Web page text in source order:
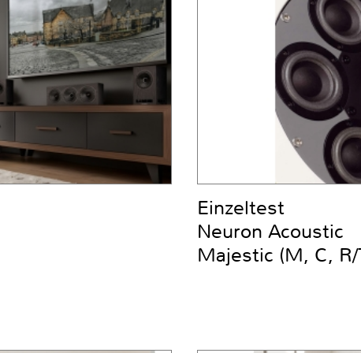
Einzeltest
Neuron Acoustic
Majestic (M, C, R/